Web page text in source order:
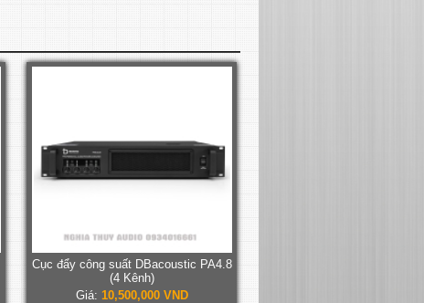
Cục đẩy công suất DBacoustic PA4.8
(4 Kênh)
Giá: 10,500,000 VND